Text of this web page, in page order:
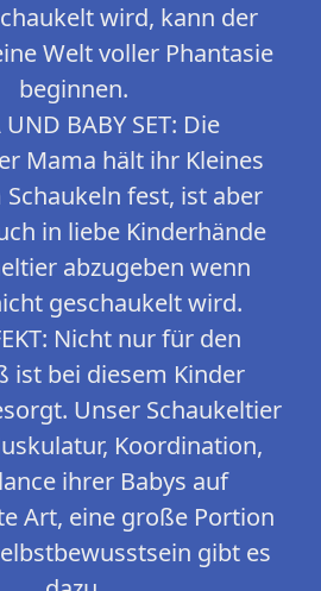
wird, kann der
Welt voller Phantasie
beginnen.
BABY SET: Die
Mama hält ihr Kleines
Schaukeln fest, ist aber
in liebe Kinderhände
abzugeben wenn
geschaukelt wird.
Nicht nur für den
ist bei diesem Kinder
Unser Schaukeltier
Koordination,
ihrer Babys auf
Art, eine große Portion
gibt es